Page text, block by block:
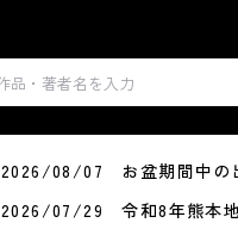
2026/08/07 お盆期間中の
2026/07/29 令和8年熊本地